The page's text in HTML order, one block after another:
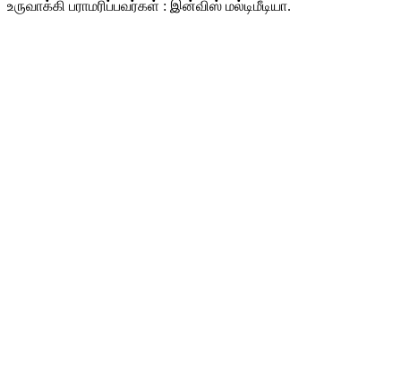
உருவாக்கி பராமரிப்பவர்கள் : இன்விஸ் மல்டிமீடியா.